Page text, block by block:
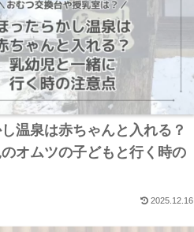
温泉は赤ちゃんと入れる？
オムツの子どもと行く時の
2025.12.16